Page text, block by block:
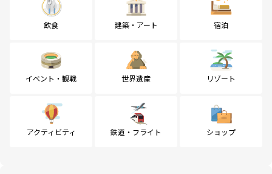
飲食 建築・アート 宿泊
イベント・観戦 世界遺産 リゾート
アクティビティ 鉄道・フライト ショップ